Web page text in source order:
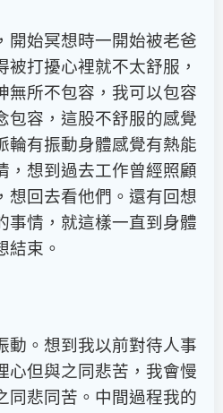
開始冥想時一開始被老爸
被打擾心裡就不太舒服，
無所不包容，我可以包容
包容，這股不舒服的感覺
輪有振動身體感覺有熱能
，想到過去工作曾經照顧
想回去看他們。還有回想
事情，就這樣一直到身體
結束。
動。想到我以前對待人事
心但與之同悲苦，我會慢
同悲同苦。中間過程我的